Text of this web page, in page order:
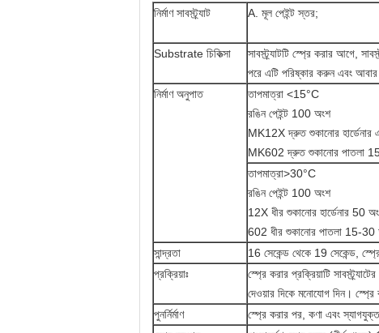
নির্মাণ সাবস্ট্র্যাট A. মূল পেইন্ট স্তর;
Substrate চিকিত্সা
সাবস্ট্র্যাটটি স্প্রে করার আগে,
পরে এটি পরিষ্কার করুন এবং
নির্মাণ অনুপাত
তাপমাত্রা <15°C
রঙিন পেইন্ট 100 অংশ
MK12X দ্রুত শুকানোর হার্ডেনার
MK602 দ্রুত শুকানোর পাতলা
তাপমাত্রা>30°C
রঙিন পেইন্ট 100 অংশ
12X ধীর শুকানোর হার্ডেনার 50
602 ধীর শুকানোর পাতলা 15-30
সান্দ্রতা
16 সেকেন্ড থেকে 19 সেকেন্ড,
প্রক্রিয়াঃ
স্প্রে করার প্রক্রিয়াটি
দেওয়ার দিকে মনোযোগ দিন।
পুনর্নির্মাণ
স্প্রে করার পর, কণা এবং